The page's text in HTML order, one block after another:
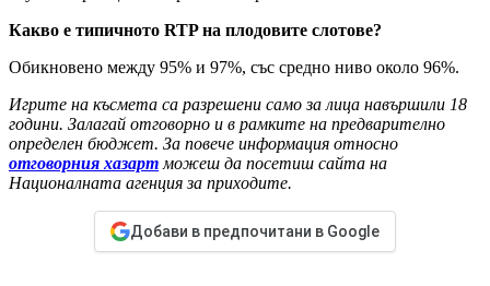
Какво е типичното RTP на плодовите слотове?
Обикновено между 95% и 97%, със средно ниво около 96%.
Игрите на късмета са разрешени само за лица навършили 18
години. Залагай отговорно и в рамките на предварително
определен бюджет. За повече информация относно
отговорния хазарт можеш да посетиш сайта на
Националната агенция за приходите.
Добави в предпочитани в Google